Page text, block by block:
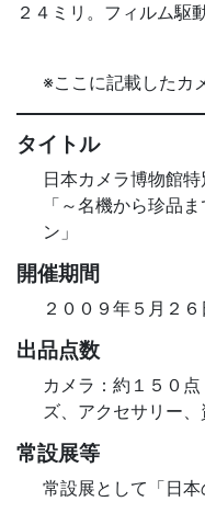
２４ミリ。フィルム駆
※ここに記載したカ
タイトル
日本カメラ博物館特
「～名機から珍品
ン」
開催期間
２００９年５月２
出品点数
カメラ：約１５０
ズ、アクセサリー
常設展等
常設展として「日